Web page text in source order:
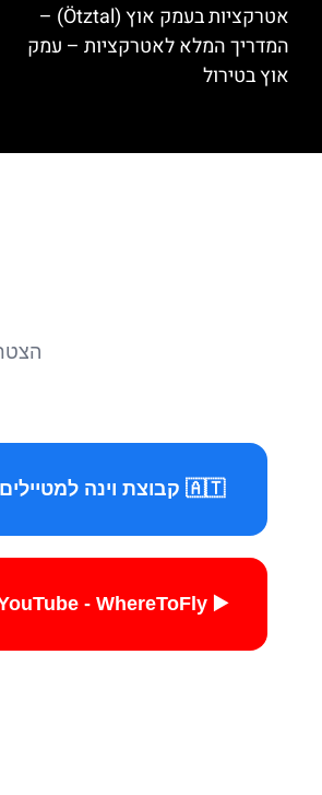
אטרקציות בעמק אוץ (Ötztal) –
המדריך המלא לאטרקציות – עמק
אוץ בטירול
🇦🇹 קבוצת וינה למטיילים
▶️ YouTube - WhereToFly